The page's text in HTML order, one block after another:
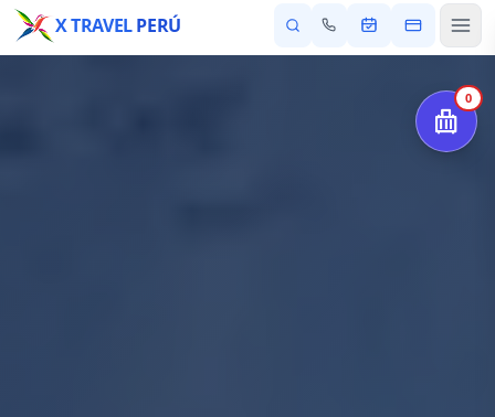
X TRAVELPERÚ
0